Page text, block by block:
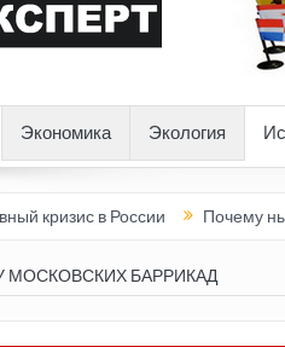
Экономика Экология
в России Почему нынешняя
МОСКОВСКИХ БАРРИКАД